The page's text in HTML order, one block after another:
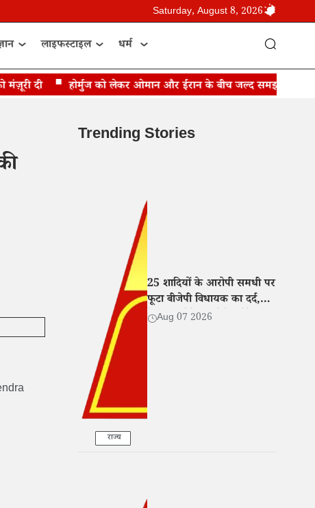
Saturday, August 8, 2026
लाइफस्टाइल धर्म
दी होर्मुज को लेकर ओमान और ईरान के बीच जल्द समझौते की
Trending Stories
राज्य
25 शादियों के आरोपी समधी पर
फूटा बीजेपी विधायक का दर्द,
बेटी संग रोते हुए बोले- 'मेरे साथ
Aug 07 2026